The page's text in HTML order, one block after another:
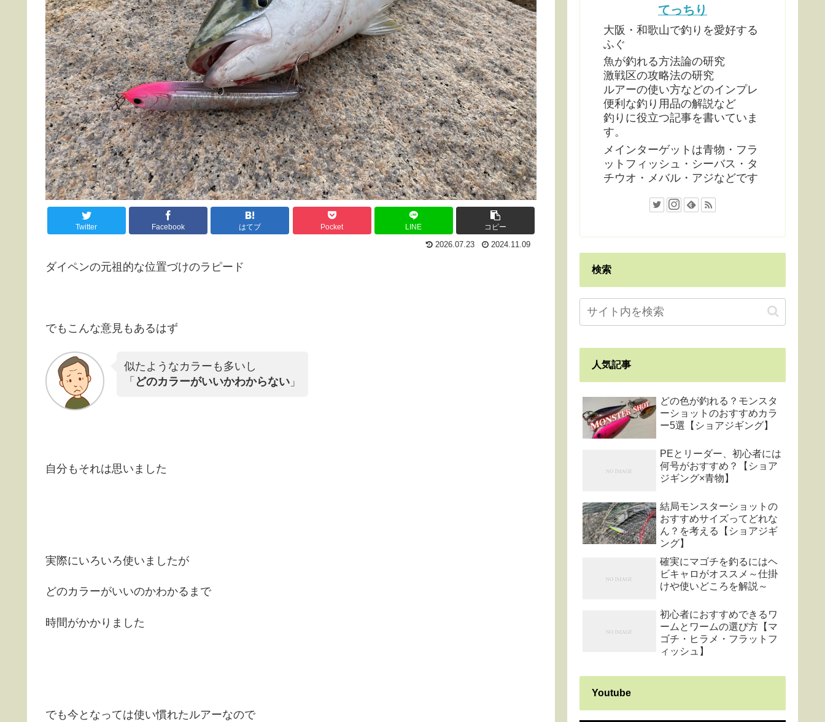
Twitter Facebook はてブ Pocket LINE コピー
2026.07.23 2024.11.09
ダイペンの元祖的な位置づけのラピード
でもこんな意見もあるはず
似たようなカラーも多いし
「 どのカラーがいいかわからない 」
自分もそれは思いました
実際にいろいろ使いましたが
どのカラーがいいのかわかるまで
時間がかかりました
でも今となっては使い慣れたルアーなので
てっちり
大阪・和歌山で釣りを愛好する
ふぐ
魚が釣れる方法論の研究
激戦区の攻略法の研究
ルアーの使い方などのインプレ
便利な釣り用品の解説など
釣りに役立つ記事を書いていま
す。
メインターゲットは青物・フラ
ットフィッシュ・シーバス・タ
チウオ・メバル・アジなどです
検索
人気記事
どの色が釣れる？モンスタ
ーショットのおすすめカラ
ー5選【ショアジギング】
PEとリーダー、初心者には
何号がおすすめ？【ショア
ジギング×青物】
結局モンスターショットの
おすすめサイズってどれな
ん？を考える【ショアジギ
ング】
確実にマゴチを釣るにはヘ
ビキャロがオススメ～仕掛
けや使いどころを解説～
初心者におすすめできるワ
ームとワームの選び方【マ
ゴチ・ヒラメ・フラットフ
ィッシュ】
Youtube